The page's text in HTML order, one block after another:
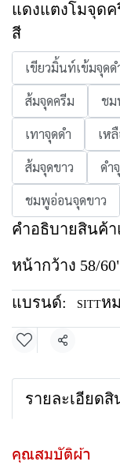
แดงแตงโมจุดค
สี
เขียวมิ้นท์เข้มจุดด
ส้มจุดครีม
ชม
เทาจุดดำ
เห
ส้มจุดขาว
ดำ
ชมพูอ่อนจุดขาว
คำอธิบายสินค้
หน้ากว้าง 58/
แบรนด์: SITTห
แชร์
รายละเอียดสิ
คุณสมบัติผ้า